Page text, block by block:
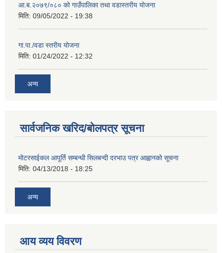
आ.ब.२०७९/०८० को गाउँपालिका तथा वडास्तरीय योजना
मिति: 09/05/2022 - 19:38
गा.पा./वडा स्तरीय योजना
मिति: 01/24/2022 - 12:32
अन्य
सार्वजनिक खरिद/बोलपत्र सूचना
मोटरसाईकल आपूर्ति सम्बन्धी सिलबन्दी दरभाउ पत्र आह्वानको सूचना
मिति: 04/13/2018 - 18:25
अन्य
आय व्यय विवरण